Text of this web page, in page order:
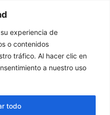
experiencia de
o contenidos
tráfico. Al hacer clic en
a nuestro uso
todo